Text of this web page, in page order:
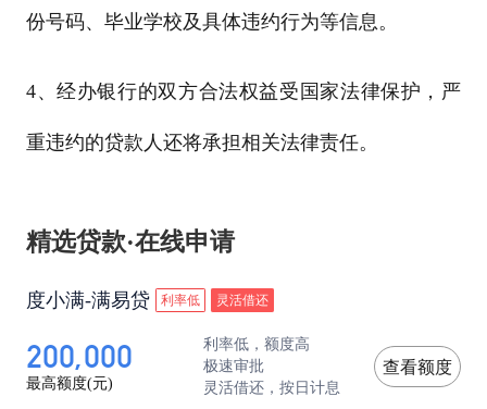
份号码、毕业学校及具体违约行为等信息。
4、经办银行的双方合法权益受国家法律保护，严
重违约的贷款人还将承担相关法律责任。
精选贷款·在线申请
度小满-满易贷 利率低 灵活借还
200,000
最高额度(元)
利率低，额度高
极速审批
灵活借还，按日计息
查看额度